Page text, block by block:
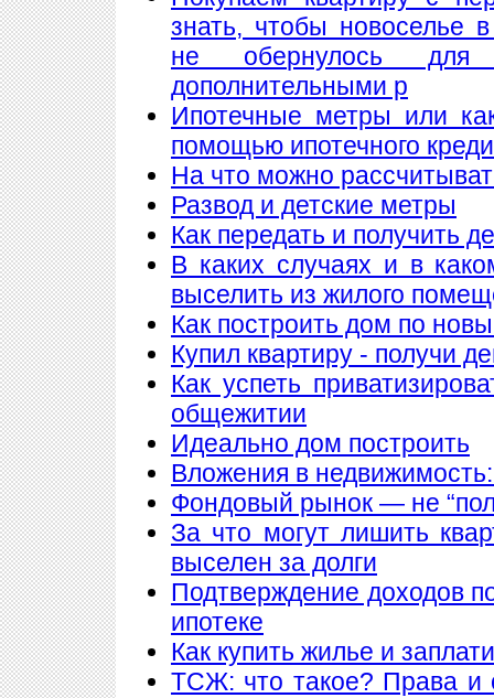
знать, чтобы новоселье
не обернулось
дополнительными р
Ипотечные метры или
помощью ипотечного
На что можно
Развод и детские метры
Как передать и получить
В каких случаях и в
выселить из жилого
Как построить дом по
Купил квартиру - получи
Как успеть
общежитии
Идеально дом построить
Вложения в
Фондовый рынок — не
За что могут лишить
выселен за долги
Подтверждение доходов
ипотеке
Как купить жилье и
ТСЖ: что такое? Права и